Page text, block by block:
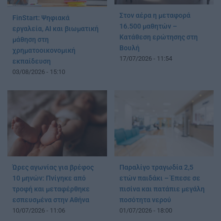
FinStart: Ψηφιακά
εργαλεία, AI και βιωματική
μάθηση στη
χρηματοοικονομική
εκπαίδευση
03/08/2026 - 15:10
Στον αέρα η μεταφορά
16.500 μαθητών –
Κατάθεση ερώτησης στη
Βουλή
17/07/2026 - 11:54
Ώρες αγωνίας για βρέφος
10 μηνών: Πνίγηκε από
τροφή και μεταφέρθηκε
εσπευσμένα στην Αθήνα
10/07/2026 - 11:06
Παραλίγο τραγωδία 2,5
ετών παιδάκι – Έπεσε σε
πισίνα και πατάπιε μεγάλη
ποσότητα νερού
01/07/2026 - 18:00